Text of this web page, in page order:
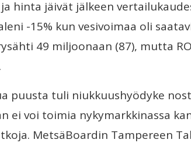
hinta jäivät jälkeen
-15% kun vesivoimaa oli
49 miljoonaan (87), mutta
puusta tuli niukkuushyödyke
ei voi toimia nykymarkkinassa
MetsäBoardin Tampereen